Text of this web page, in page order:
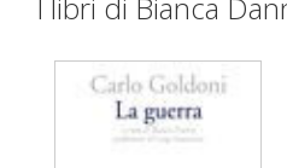
I libri di Bianca